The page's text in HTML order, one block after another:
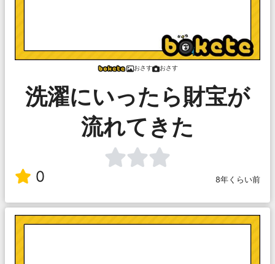
おさす おさす
洗濯にいったら財宝が
流れてきた
0 8年くらい前